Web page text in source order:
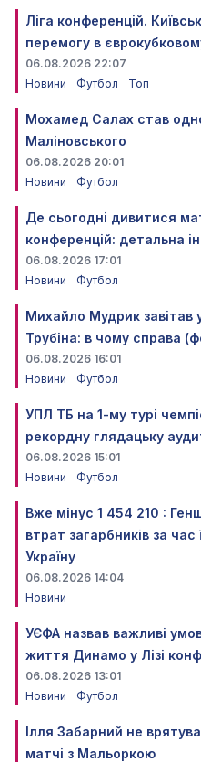
Ліга конференцій.
перемогу в
06.08.2026 22:07
Новини
Футбол Топ
Мохамед Салах став
Маліновського
06.08.2026 20:01
Новини
Футбол
Де сьогодні дивитися
конференцій: детальна
06.08.2026 17:01
Новини
Футбол
Михайло Мудрик завітав
Трубіна: в чому справа
06.08.2026 16:01
Новини
Футбол
УПЛ ТБ на 1-му турі
рекордну глядацьку
06.08.2026 15:01
Новини
Футбол
Вже мінус 1 454 210 :
втрат загарбників за
Україну
06.08.2026 14:04
Новини
УЄФА назвав важливі
життя Динамо у Лізі
06.08.2026 13:01
Новини
Футбол
Ілля Забарний не
матчі з Мальоркою